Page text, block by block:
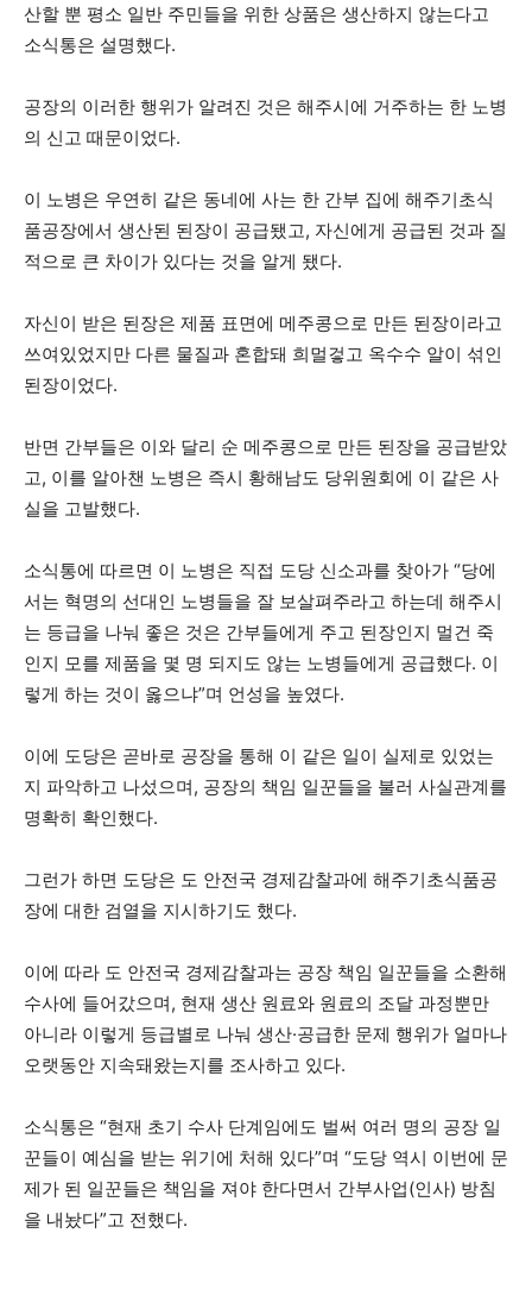
산할 뿐 평소 일반 주민들을 위한 상품은 생산하지 않는다고
소식통은 설명했다.
공장의 이러한 행위가 알려진 것은 해주시에 거주하는 한 노병
의 신고 때문이었다.
이 노병은 우연히 같은 동네에 사는 한 간부 집에 해주기초식
품공장에서 생산된 된장이 공급됐고, 자신에게 공급된 것과 질
적으로 큰 차이가 있다는 것을 알게 됐다.
자신이 받은 된장은 제품 표면에 메주콩으로 만든 된장이라고
쓰여있었지만 다른 물질과 혼합돼 희멀겋고 옥수수 알이 섞인
된장이었다.
반면 간부들은 이와 달리 순 메주콩으로 만든 된장을 공급받았
고, 이를 알아챈 노병은 즉시 황해남도 당위원회에 이 같은 사
실을 고발했다.
소식통에 따르면 이 노병은 직접 도당 신소과를 찾아가 “당에
서는 혁명의 선대인 노병들을 잘 보살펴주라고 하는데 해주시
는 등급을 나눠 좋은 것은 간부들에게 주고 된장인지 멀건 죽
인지 모를 제품을 몇 명 되지도 않는 노병들에게 공급했다. 이
렇게 하는 것이 옳으냐”며 언성을 높였다.
이에 도당은 곧바로 공장을 통해 이 같은 일이 실제로 있었는
지 파악하고 나섰으며, 공장의 책임 일꾼들을 불러 사실관계를
명확히 확인했다.
그런가 하면 도당은 도 안전국 경제감찰과에 해주기초식품공
장에 대한 검열을 지시하기도 했다.
이에 따라 도 안전국 경제감찰과는 공장 책임 일꾼들을 소환해
수사에 들어갔으며, 현재 생산 원료와 원료의 조달 과정뿐만
아니라 이렇게 등급별로 나눠 생산·공급한 문제 행위가 얼마나
오랫동안 지속돼왔는지를 조사하고 있다.
소식통은 “현재 초기 수사 단계임에도 벌써 여러 명의 공장 일
꾼들이 예심을 받는 위기에 처해 있다”며 “도당 역시 이번에 문
제가 된 일꾼들은 책임을 져야 한다면서 간부사업(인사) 방침
을 내놨다”고 전했다.